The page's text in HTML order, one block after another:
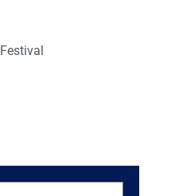
Festival